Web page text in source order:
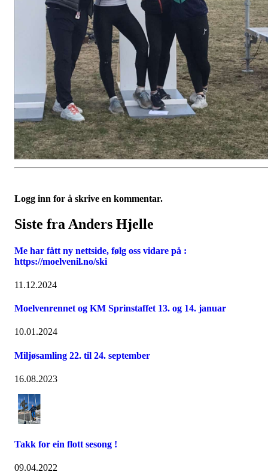
Logg inn for å skrive en kommentar.
Siste fra Anders Hjelle
Me har fått ny nettside, følg oss vidare på :
https://moelvenil.no/ski
11.12.2024
Moelvenrennet og KM Sprinstaffet 13. og 14. januar
10.01.2024
Miljøsamling 22. til 24. september
16.08.2023
Takk for ein flott sesong !
09.04.2022